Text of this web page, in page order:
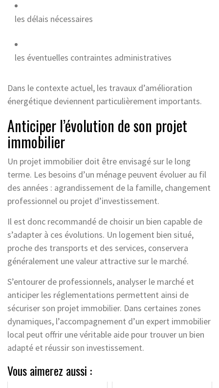
les délais nécessaires
les éventuelles contraintes administratives
Dans le contexte actuel, les travaux d’amélioration
énergétique deviennent particulièrement importants.
Anticiper l’évolution de son projet
immobilier
Un projet immobilier doit être envisagé sur le long
terme. Les besoins d’un ménage peuvent évoluer au fil
des années : agrandissement de la famille, changement
professionnel ou projet d’investissement.
Il est donc recommandé de choisir un bien capable de
s’adapter à ces évolutions. Un logement bien situé,
proche des transports et des services, conservera
généralement une valeur attractive sur le marché.
S’entourer de professionnels, analyser le marché et
anticiper les réglementations permettent ainsi de
sécuriser son projet immobilier. Dans certaines zones
dynamiques, l’accompagnement d’un expert immobilier
local peut offrir une véritable aide pour trouver un bien
adapté et réussir son investissement.
Vous aimerez aussi :